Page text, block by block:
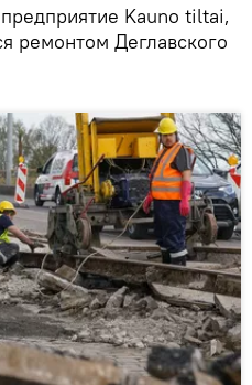
Kauno tiltai,
ремонтом Деглавского